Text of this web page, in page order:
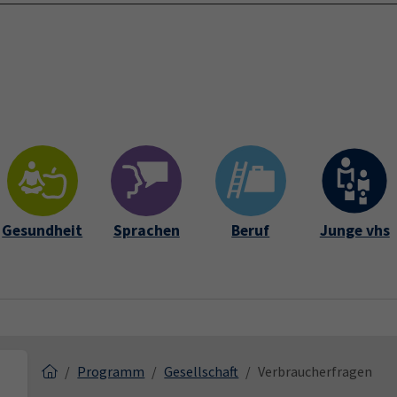
Gesundheit Sprachen Beruf Junge vhs
Programm Gesellschaft Verbraucherfragen